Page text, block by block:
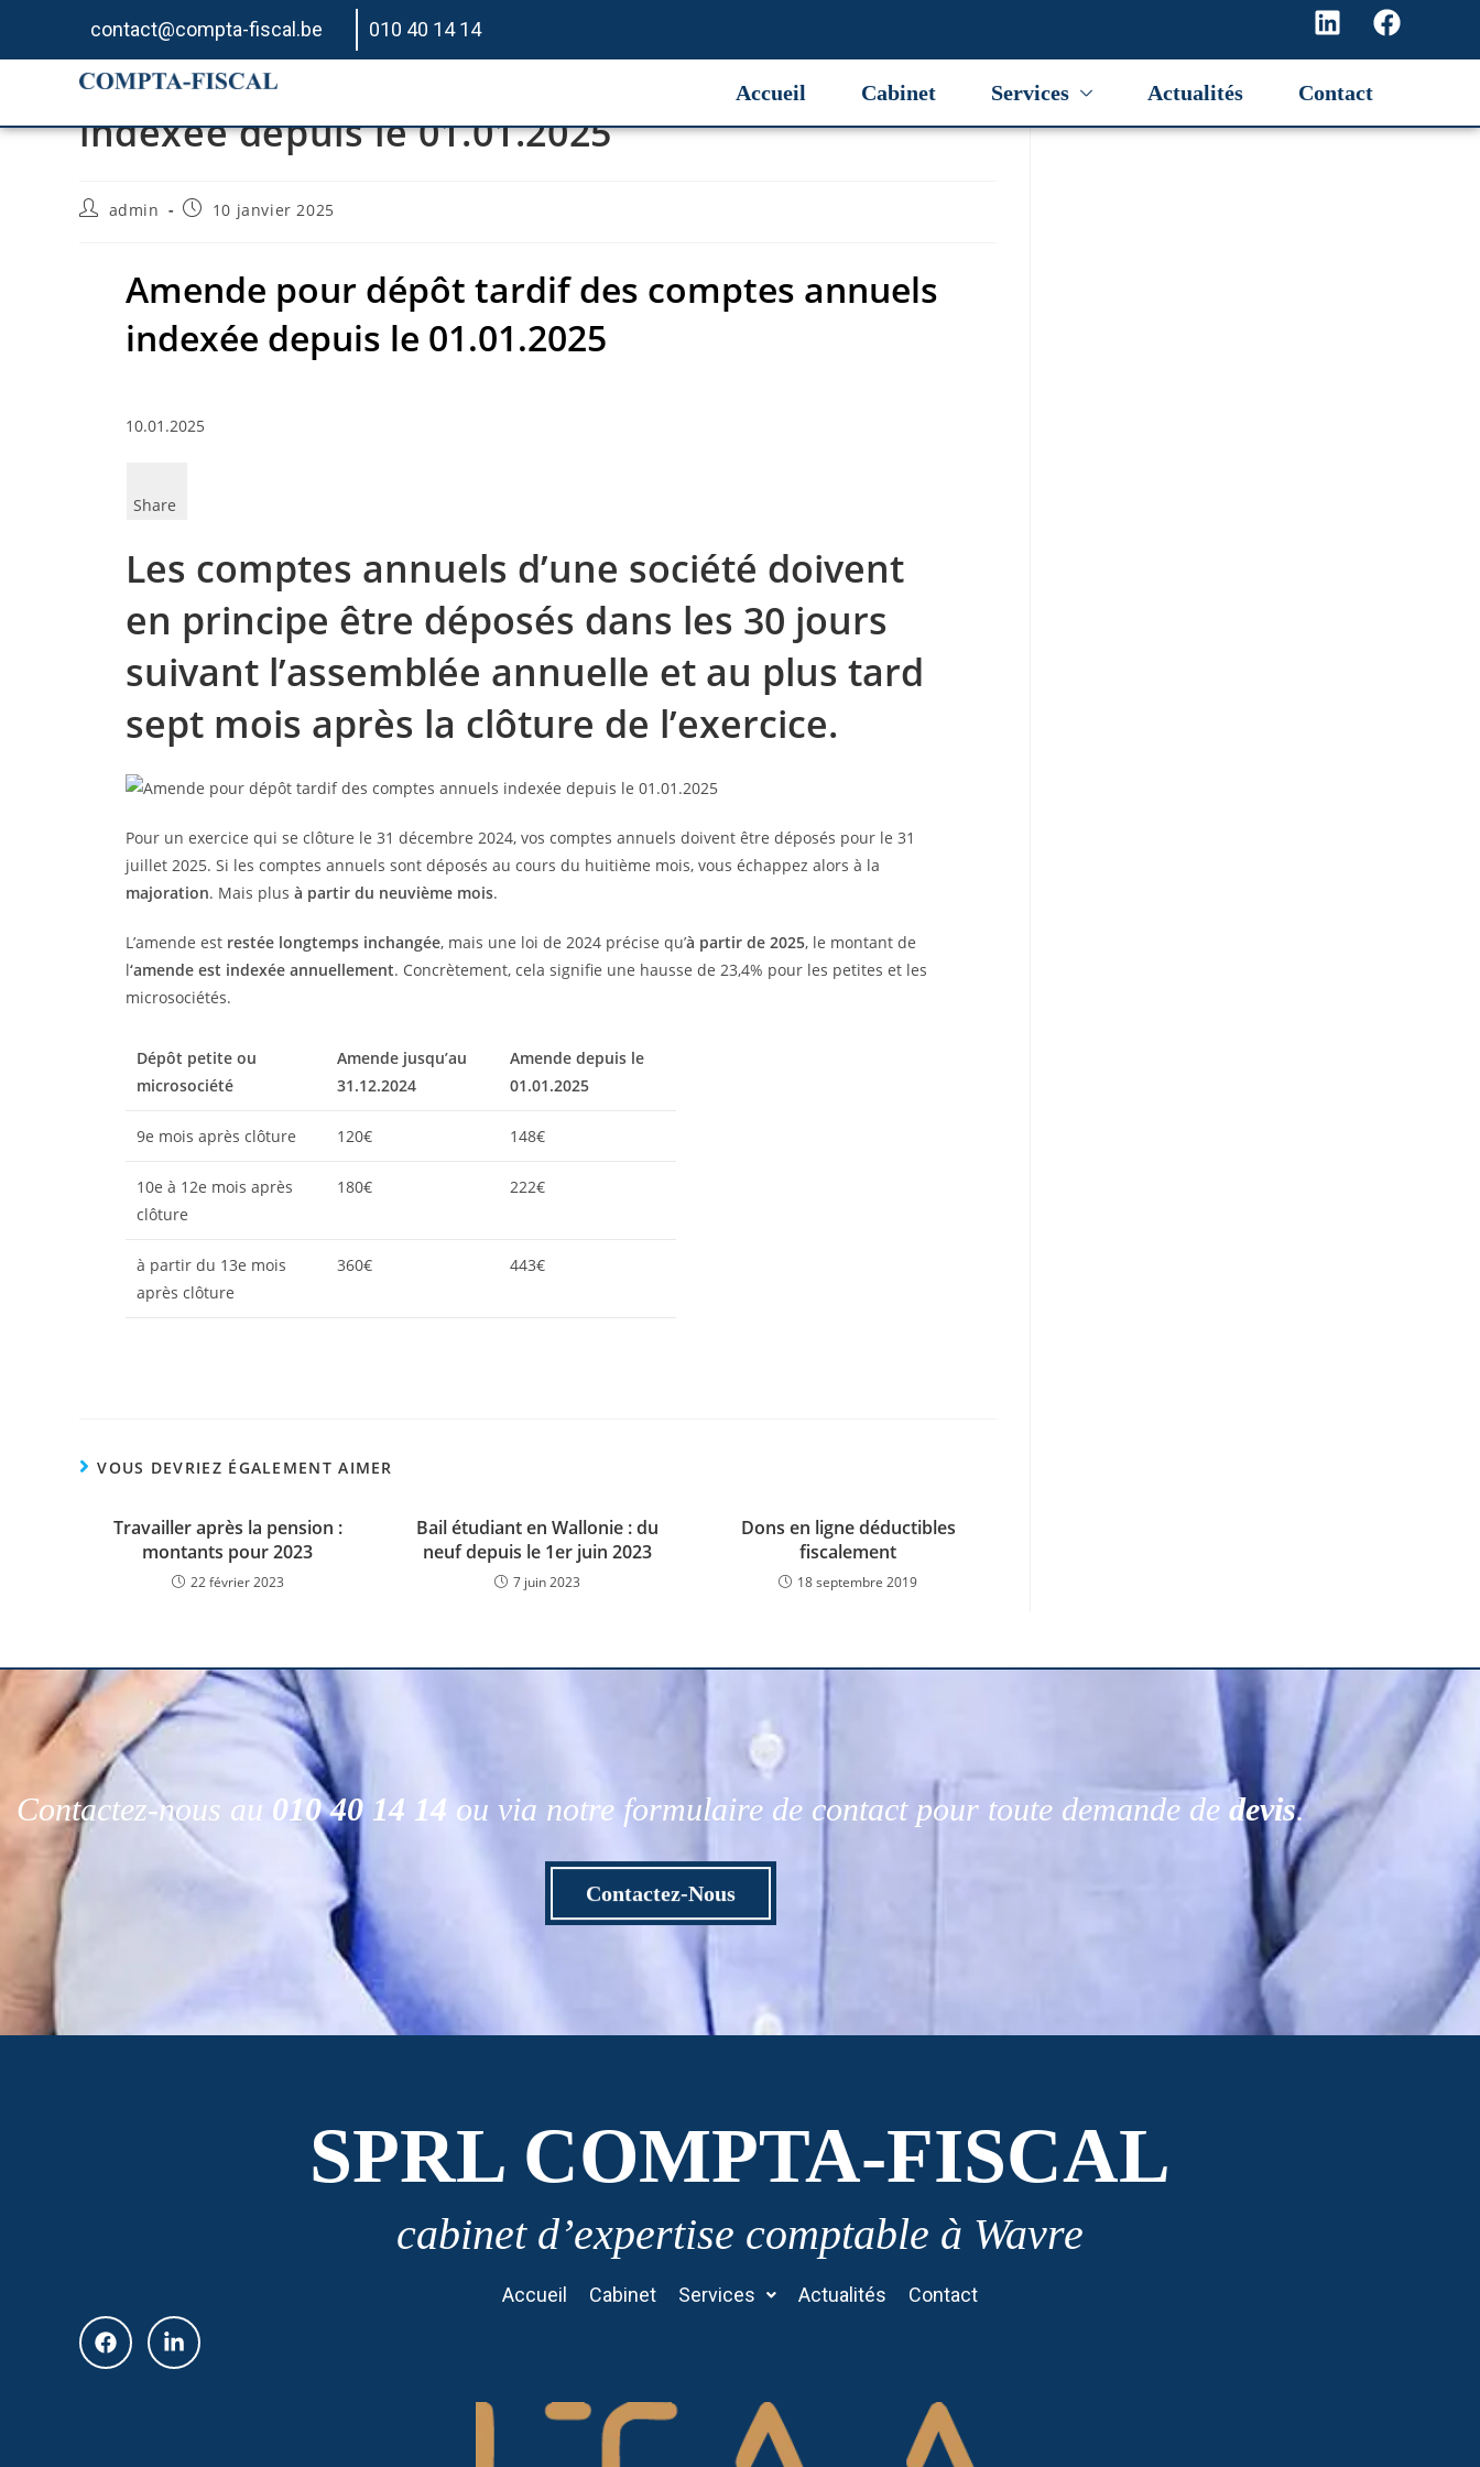
contact@compta-fiscal.be 010 40 14 14
Accueil Cabinet Services Actualités Contact
Amende pour dépôt tardif des comptes annuels
indexée depuis le 01.01.2025
admin 10 janvier 2025
Amende pour dépôt tardif des comptes annuels
indexée depuis le 01.01.2025
10.01.2025
Share
Les comptes annuels d’une société doivent
en principe être déposés dans les 30 jours
suivant l’assemblée annuelle et au plus tard
sept mois après la clôture de l’exercice.
Pour un exercice qui se clôture le 31 décembre 2024, vos comptes annuels doivent être déposés pour le 31
juillet 2025. Si les comptes annuels sont déposés au cours du huitième mois, vous échappez alors à la
majoration. Mais plus à partir du neuvième mois.
L’amende est restée longtemps inchangée, mais une loi de 2024 précise qu’à partir de 2025, le montant de
l‘amende est indexée annuellement. Concrètement, cela signifie une hausse de 23,4% pour les petites et les
microsociétés.
Dépôt petite ou
microsociété
Amende jusqu’au
31.12.2024
Amende depuis le
01.01.2025
9e mois après clôture 120€ 148€
10e à 12e mois après
clôture
180€ 222€
à partir du 13e mois
après clôture
360€ 443€
VOUS DEVRIEZ ÉGALEMENT AIMER
Travailler après la pension :
montants pour 2023
22 février 2023
Bail étudiant en Wallonie : du
neuf depuis le 1er juin 2023
7 juin 2023
Dons en ligne déductibles
fiscalement
18 septembre 2019
Contactez-nous au 010 40 14 14 ou via notre formulaire de contact pour toute demande de devis.
Contactez-Nous
SPRL COMPTA-FISCAL
cabinet d’expertise comptable à Wavre
Accueil Cabinet Services Actualités Contact